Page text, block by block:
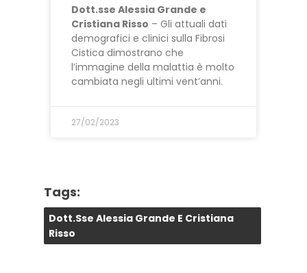
Dott.sse Alessia Grande e
Cristiana Risso – Gli attuali dati
demografici e clinici sulla Fibrosi
Cistica dimostrano che
l’immagine della malattia è molto
cambiata negli ultimi vent’anni.
27/02/2023
Tags:
Dott.sse Alessia Grande E Cristiana
Risso